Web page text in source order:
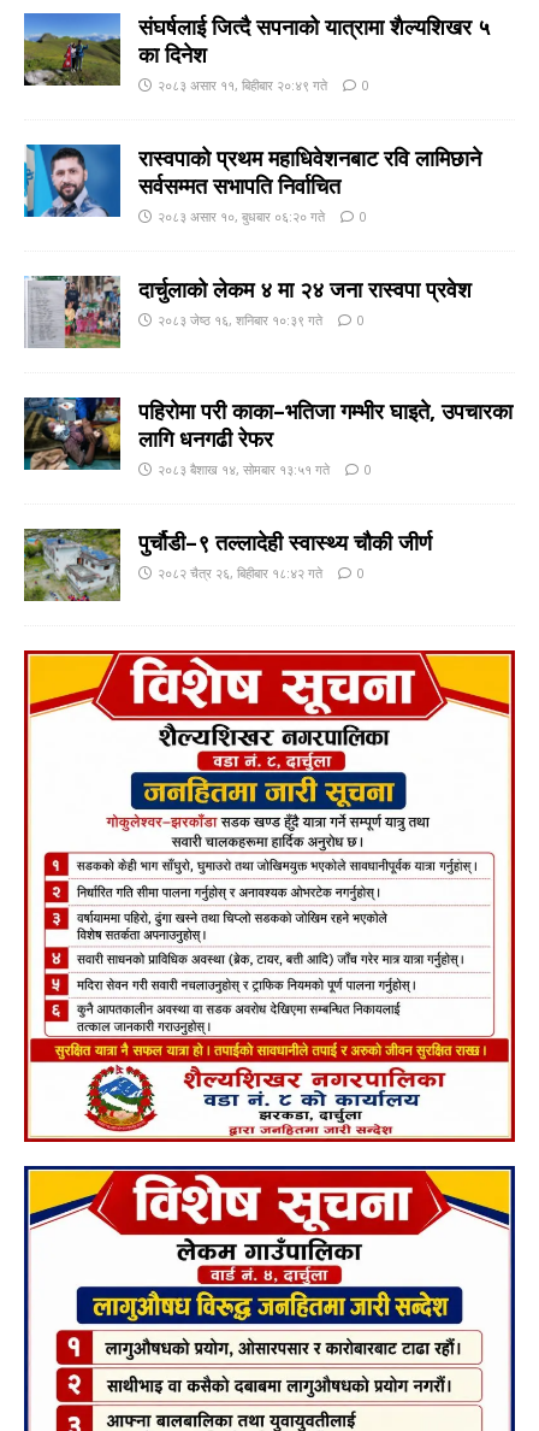
संघर्षलाई जित्दै सपनाको यात्रामा शैल्यशिखर ५
का दिनेश
२०८३ असार ११, बिहीबार २०:४९ गते 0
रास्वपाको प्रथम महाधिवेशनबाट रवि लामिछाने
सर्वसम्मत सभापति निर्वाचित
२०८३ असार १०, बुधबार ०६:२० गते 0
दार्चुलाको लेकम ४ मा २४ जना रास्वपा प्रवेश
२०८३ जेष्ठ १६, शनिबार १०:३९ गते 0
पहिरोमा परी काका–भतिजा गम्भीर घाइते, उपचारका
लागि धनगढी रेफर
२०८३ बैशाख १४, सोमबार १३:५१ गते 0
पुर्चौडी–९ तल्लादेही स्वास्थ्य चौकी जीर्ण
२०८२ चैत्र २६, बिहीबार १८:४२ गते 0